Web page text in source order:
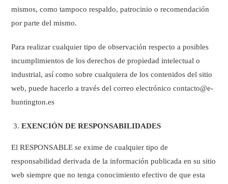
mismos, como tampoco respaldo, patrocinio o recomendación
por parte del mismo.
Para realizar cualquier tipo de observación respecto a posibles
incumplimientos de los derechos de propiedad intelectual o
industrial, así como sobre cualquiera de los contenidos del sitio
web, puede hacerlo a través del correo electrónico contacto@e-
huntington.es
EXENCIÓN DE RESPONSABILIDADES
El RESPONSABLE se exime de cualquier tipo de
responsabilidad derivada de la información publicada en su sitio
web siempre que no tenga conocimiento efectivo de que esta